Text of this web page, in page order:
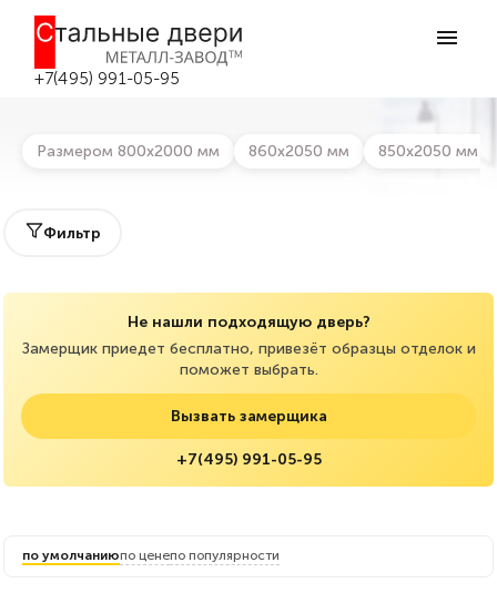
+7(495) 991-05-95
двери
Металлические взломостойкие двери в
Серпухове
Размером 800х2000 мм 860х2050 мм 850х2050 мм
Фильтр
Не нашли подходящую дверь?
Замерщик приедет бесплатно, привезёт образцы отделок и
поможет выбрать.
Вызвать замерщика
+7(495) 991-05-95
по умолчаниюпо ценепо популярности